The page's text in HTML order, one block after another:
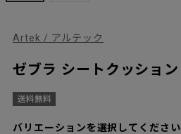
Artek / アルテック
ゼブラ シートクッション
バリエーションを選択してください